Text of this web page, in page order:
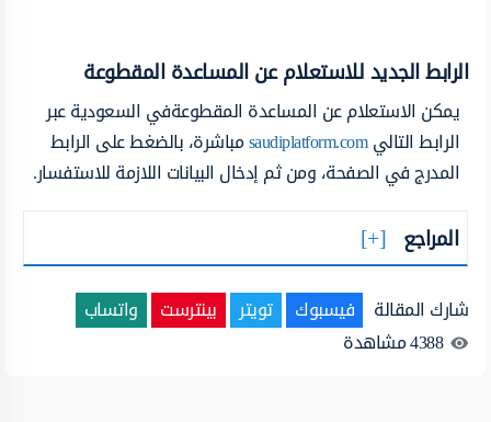
الرابط الجديد للاستعلام عن المساعدة المقطوعة
يمكن الاستعلام عن المساعدة المقطوعةفي السعودية عبر
الرابط التاليsaudiplatform.comمباشرة، بالضغط على الرابط
المدرج في الصفحة، ومن ثم إدخال البيانات اللازمة للاستفسار.
المراجع
شارك المقالة فيسبوك تويتر بينترست
واتساب
4388مشاهدة